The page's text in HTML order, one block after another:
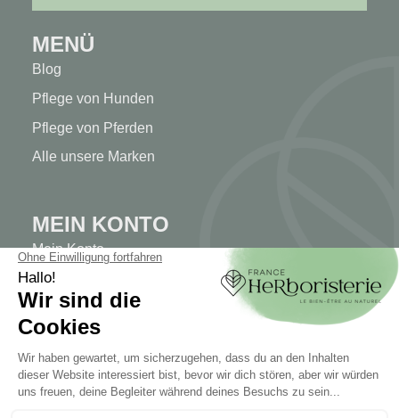
MENÜ
Blog
Pflege von Hunden
Pflege von Pferden
Alle unsere Marken
MEIN KONTO
Mein Konto
Authentifizierung
Seguimiento de pedidos
Cree su cuenta
INFORMATIONEN